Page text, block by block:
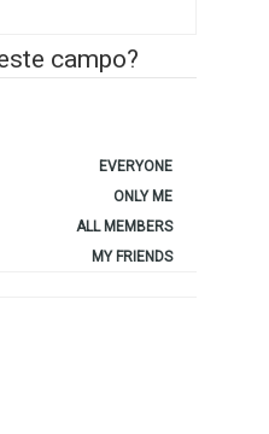
campo?
EVERYONE
ONLY ME
ALL MEMBERS
MY FRIENDS